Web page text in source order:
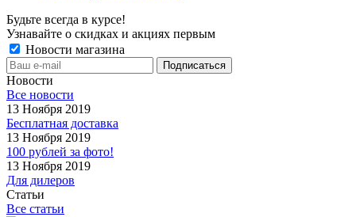
Будьте всегда в курсе!
Узнавайте о скидках и акциях первым
Новости магазина
Новости
Все новости
13 Ноября 2019
Бесплатная доставка
13 Ноября 2019
100 рублей за фото!
13 Ноября 2019
Для дилеров
Статьи
Все статьи